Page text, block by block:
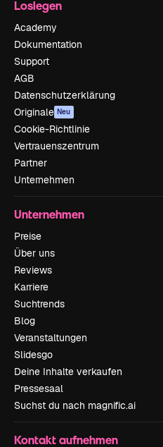
Loslegen
Academy
Dokumentation
Support
AGB
Datenschutzerklärung
Originale Neu
Cookie-Richtlinie
Vertrauenszentrum
Partner
Unternehmen
Unternehmen
Preise
Über uns
Reviews
Karriere
Suchtrends
Blog
Veranstaltungen
Slidesgo
Deine Inhalte verkaufen
Pressesaal
Suchst du nach magnific.ai
Kontakt aufnehmen